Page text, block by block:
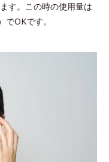
す。この時の使用量は
OKです。